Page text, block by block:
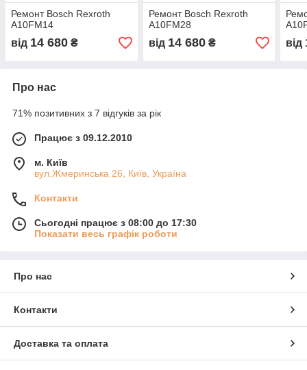
Ремонт Bosch Rexroth
A10FМ14
від 14 680 ₴
Ремонт Bosch Rexroth
A10FМ28
від 14 680₴ від
Про нас
71% позитивних з 7 відгуків за рік
Працює з 09.12.2010
м. Київ
вул.Жмеринська 26, Київ, Україна
Контакти
Сьогодні працює з 08:00 до 17:30
Показати весь графік роботи
Про нас
Контакти
Доставка та оплата